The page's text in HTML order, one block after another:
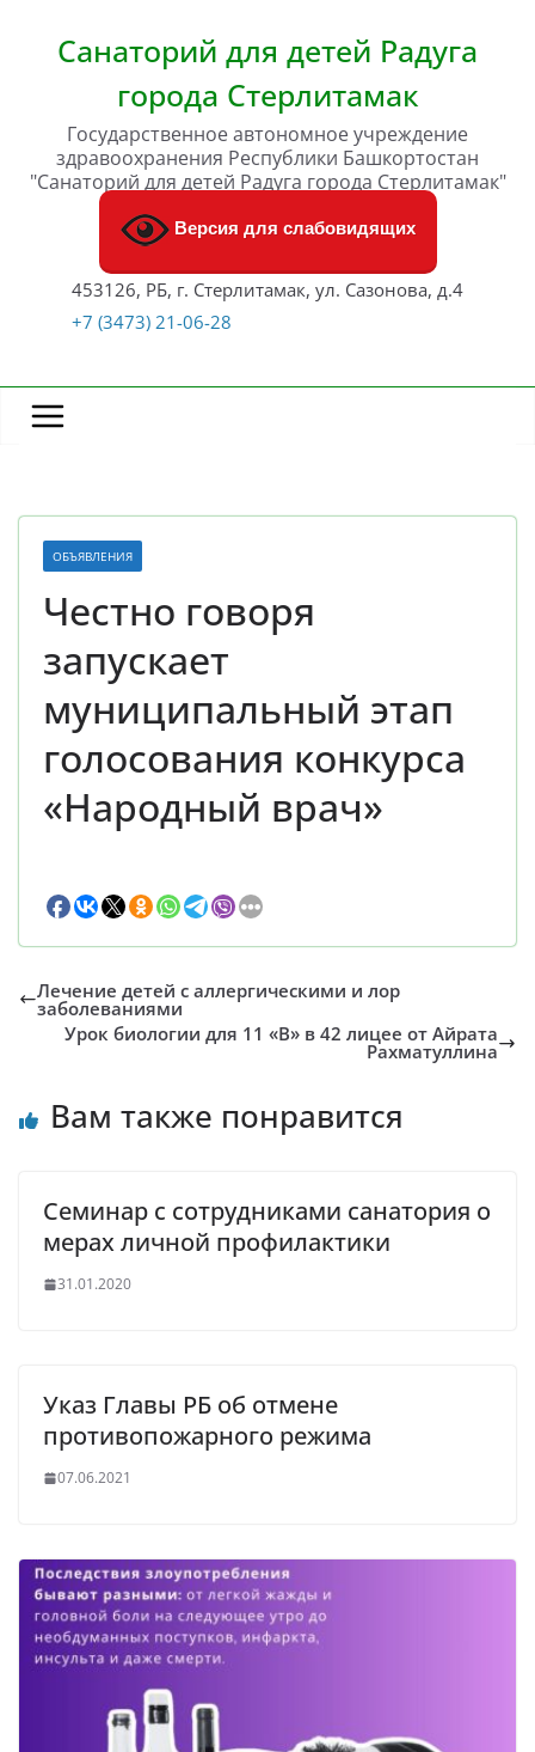
содержимомуСанаторий для детей Радуга
города Стерлитамак
Государственное автономное учреждение
здравоохранения Республики Башкортостан
"Санаторий для детей Радуга города Стерлитамак"
Версия для слабовидящих
453126, РБ, г. Стерлитамак, ул. Сазонова, д.4
+7 (3473) 21-06-28
ОБЪЯВЛЕНИЯ
Честно говоря
запускает
муниципальный этап
голосования конкурса
«Народный врач»
Лечение детей с аллергическими и лор
заболеваниями
Урок биологии для 11 «В» в 42 лицее от Айрата
Рахматуллина
Вам также понравится
Семинар с сотрудниками санатория о
мерах личной профилактики
31.01.2020
Указ Главы РБ об отмене
противопожарного режима
07.06.2021